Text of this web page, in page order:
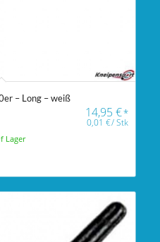
– Long – weiß
14,95€*
0,01€/Stk
Lager